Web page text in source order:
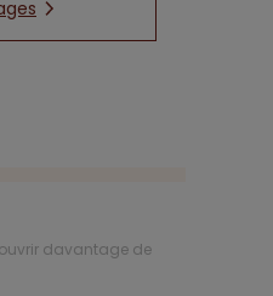
davantage de